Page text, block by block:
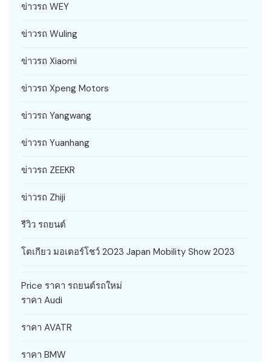
ข่าวรถ WEY
ข่าวรถ Wuling
ข่าวรถ Xiaomi
ข่าวรถ Xpeng Motors
ข่าวรถ Yangwang
ข่าวรถ Yuanhang
ข่าวรถ ZEEKR
ข่าวรถ Zhiji
รีวิว รถยนต์
โตเกียว มอเตอร์โชว์ 2023 Japan Mobility Show 2023
Price ราคา รถยนต์รถใหม่
ราคา Audi
ราคา AVATR
ราคา BMW